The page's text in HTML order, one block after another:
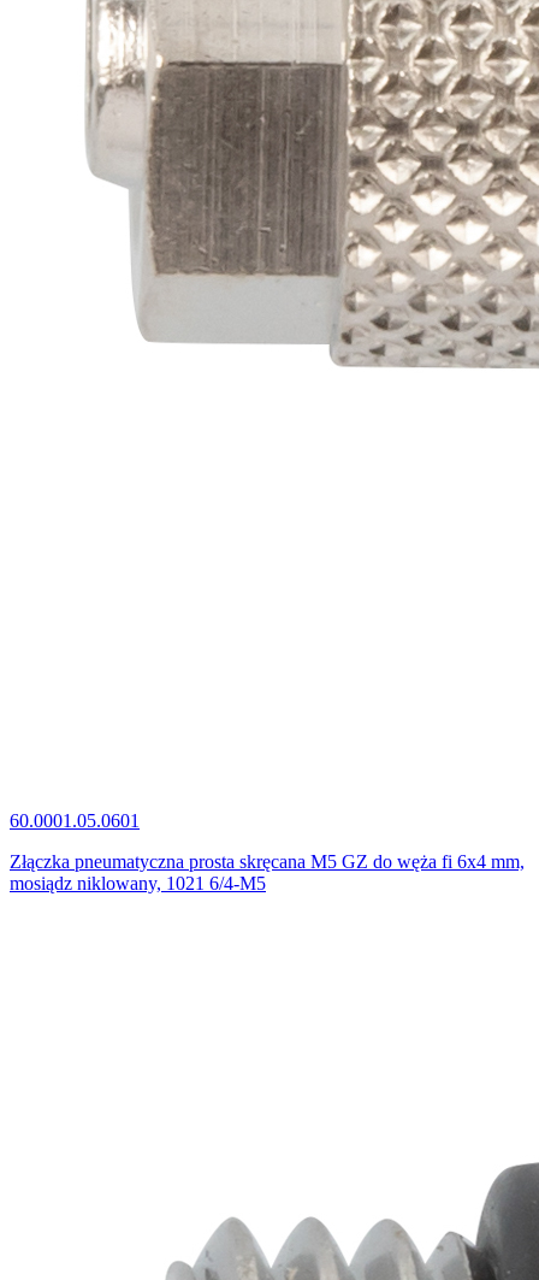
60.0001.05.0601
Złączka pneumatyczna prosta skręcana M5 GZ do węża fi 6x4 mm,
mosiądz niklowany, 1021 6/4-M5